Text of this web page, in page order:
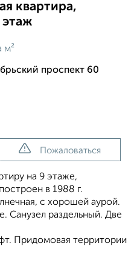
квартира,
этаж
м²
проспект 60
Пожаловаться
на 9 этаже,
в 1988 г.
с хорошей аурой.
Санузел раздельный. Две
Придомовая территории